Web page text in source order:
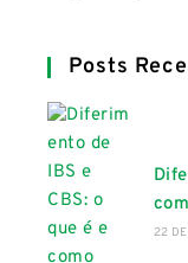
Posts
22